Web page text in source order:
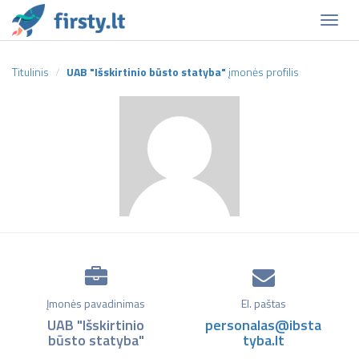
Titulinis UAB "Išskirtinio būsto statyba" įmonės profilis
Įmonės pavadinimas
UAB "Išskirtinio
būsto statyba"
El. paštas
personalas@ibsta
tyba.lt